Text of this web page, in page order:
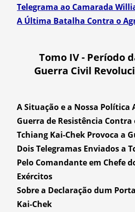
Telegrama ao Camarada
A Última Batalha Contra o
Tomo IV - Período
Guerra Civil
A Situação e a Nossa Política
Guerra de Resistência Contra
Tchiang Kai-Chek Provoca a
Dois Telegramas Enviados a
Pelo Comandante em Chefe
Exércitos
Sobre a Declaração dum
Kai-Chek